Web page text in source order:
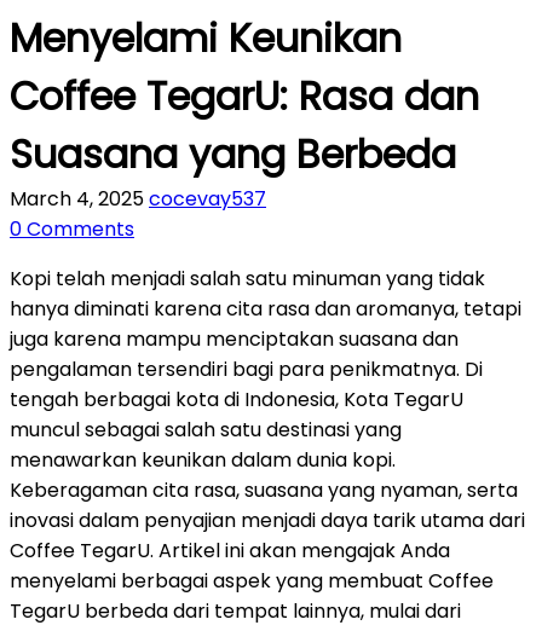
Menyelami Keunikan
Coffee TegarU: Rasa dan
Suasana yang Berbeda
March 4, 2025cocevay537
0 Comments
Kopi telah menjadi salah satu minuman yang tidak
hanya diminati karena cita rasa dan aromanya, tetapi
juga karena mampu menciptakan suasana dan
pengalaman tersendiri bagi para penikmatnya. Di
tengah berbagai kota di Indonesia, Kota TegarU
muncul sebagai salah satu destinasi yang
menawarkan keunikan dalam dunia kopi.
Keberagaman cita rasa, suasana yang nyaman, serta
inovasi dalam penyajian menjadi daya tarik utama dari
Coffee TegarU. Artikel ini akan mengajak Anda
menyelami berbagai aspek yang membuat Coffee
TegarU berbeda dari tempat lainnya, mulai dari